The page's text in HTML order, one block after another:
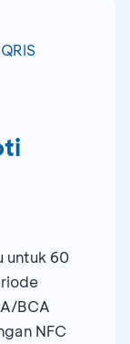
QRIS
untuk 60
BCA
NFC